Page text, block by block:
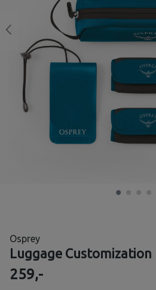
Osprey
Luggage Customization
259,-